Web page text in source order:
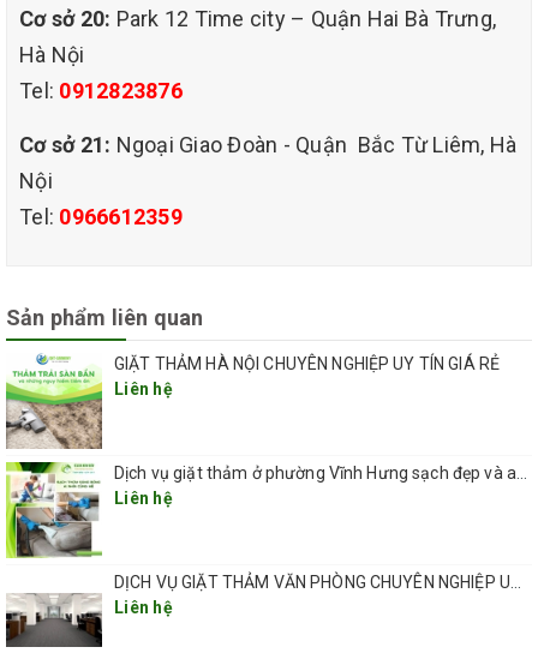
dịch vụ giặt thảm chuyên
nghiệp giá rẻ tại nam từ liêm hà nội.
2/ Quy trình giặt thảm chuyên nghiệp của QHT VIỆT NAM
Quy trình giặt thảm tại Thành Phố Hà Nội do QHT VIỆT NAM cung
cấp:
-Hút bụi (nếu cần), chuẩn bị mặt bằng thi công. (kiểm tra kỹ tình
trạng nhiễm bẩn để áp dụng các loại hoá chất giặt thảm phù hợp)
-Kiểm tra chất liệu thảm cũng như tình trạng nhiễm bẩn của thảm
để áp dụng các loại hoá chất phù hợp.
Cơ sở 20: Park 12 Time city – Quận Hai Bà Trưng,
Hà Nội
Tel: 0912823876
Cơ sở 21: Ngoại Giao Đoàn - Quận Bắc Từ Liêm, Hà
Nội
Tel: 0966612359
Sản phẩm liên quan
GIẶT THẢM HÀ NỘI CHUYÊN NGHIỆP UY TÍN GIÁ RẺ
Liên hệ
Dịch vụ giặt thảm ở phường Vĩnh Hưng sạch đẹp và an toàn 2026
Liên hệ
DỊCH VỤ GIẶT THẢM VĂN PHÒNG CHUYÊN NGHIỆP UY TÍN GIÁ RẺ(GIÁ TỪ 5K/ 1M2) TẠI HÀ NỘI
Liên hệ